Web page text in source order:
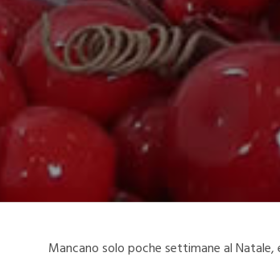
Mancano solo poche settimane al Natale,